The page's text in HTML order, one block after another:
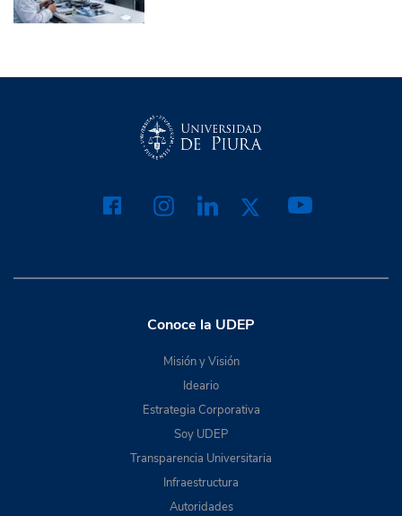
Conoce la UDEP
Misión y Visión
Ideario
Estrategia Corporativa
Soy UDEP
Transparencia Universitaria
Infraestructura
Autoridades